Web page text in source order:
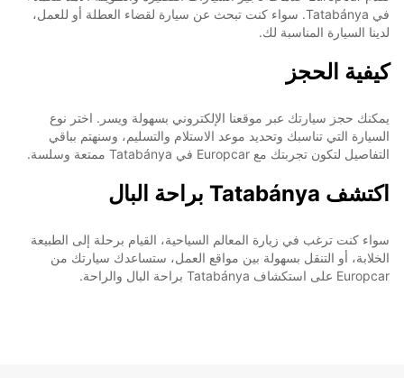
في Tatabánya. سواء كنت تبحث عن سيارة لقضاء العطلة أو للعمل،
لدينا السيارة المناسبة لك.
كيفية الحجز
يمكنك حجز سيارتك عبر موقعنا الإلكتروني بسهولة ويسر. اختر نوع
السيارة التي تناسبك وتحديد موعد الاستلام والتسليم، وسنهتم بباقي
التفاصيل لتكون تجربتك مع Europcar في Tatabánya ممتعة وسلسة.
اكتشف Tatabánya براحة البال
سواء كنت ترغب في زيارة المعالم السياحية، القيام برحلة إلى الطبيعة
الخلابة، أو التنقل بسهولة بين مواقع العمل، ستساعدك سيارتك من
Europcar على استكشاف Tatabánya براحة البال والراحة.